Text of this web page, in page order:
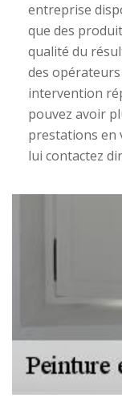
entreprise
que des
qualité du
des opérateurs
intervention
pouvez avoir
prestations en
lui contactez